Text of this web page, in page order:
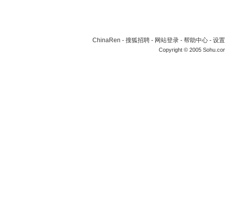
ChinaRen - 搜狐招聘 - 网站登录 - 帮助中心 - 设
Copyright © 2005